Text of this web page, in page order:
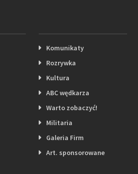
Komunikaty
Rozrywka
Kultura
ABC wędkarza
Warto zobaczyć!
Militaria
Galeria Firm
Art. sponsorowane